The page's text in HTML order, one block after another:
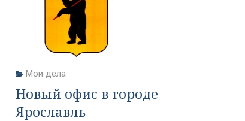
Мои дела
Новый офис в городе
Ярославль